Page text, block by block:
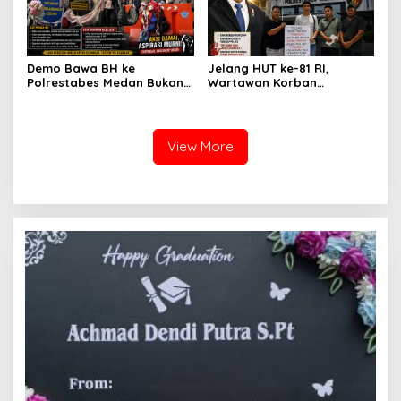
RI Bapak Habiburokhman
Demo Bawa BH ke
Polrestabes Medan Bukan
Lambatnya Penanganan
Jelang HUT ke-81 RI,
Wartawan Korban
Jadi Tersangka Berharap
Perhatian Presiden
Prabowo
View More